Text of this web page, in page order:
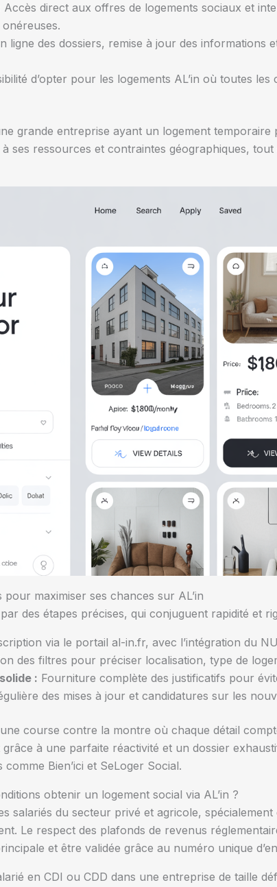
Accès direct aux offres de logements sociaux et
ligne des dossiers, remise à jour des informations
d’opter pour les logements AL’in où toutes
grande entreprise ayant un logement temporaire
ses ressources et contraintes géographiques,
maximiser ses chances sur AL’in
des étapes précises, qui conjuguent rapidité et
via le portail al-in.fr, avec l’intégration du
des filtres pour préciser localisation, type de
: Fourniture complète des justificatifs pour
des mises à jour et candidatures sur les
course contre la montre où chaque détail
à une parfaite réactivité et un dossier
Bien’ici et SeLoger Social.
obtenir un logement social via AL’in ?
salariés du secteur privé et agricole,
Le respect des plafonds de revenus
et être validée grâce au numéro unique
en CDI ou CDD dans une entreprise de taille